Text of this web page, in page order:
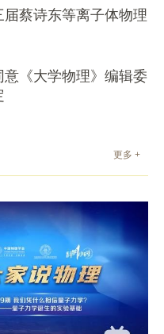
蔡诗东等离子体物理
《大学物理》编辑委
更多 +